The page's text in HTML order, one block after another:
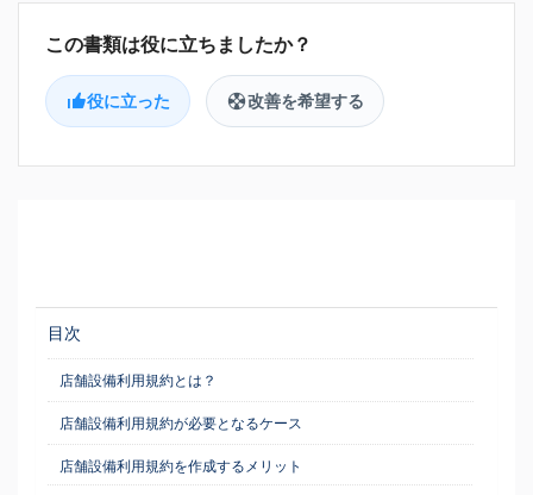
役に立った 改善を希望する
目次
店舗設備利用規約とは？
店舗設備利用規約が必要となるケース
店舗設備利用規約を作成するメリット